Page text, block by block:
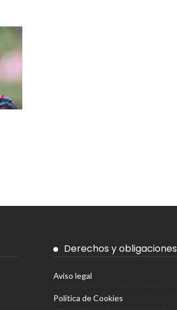
Derechos y obligaciones
Aviso legal
Política de Cookies